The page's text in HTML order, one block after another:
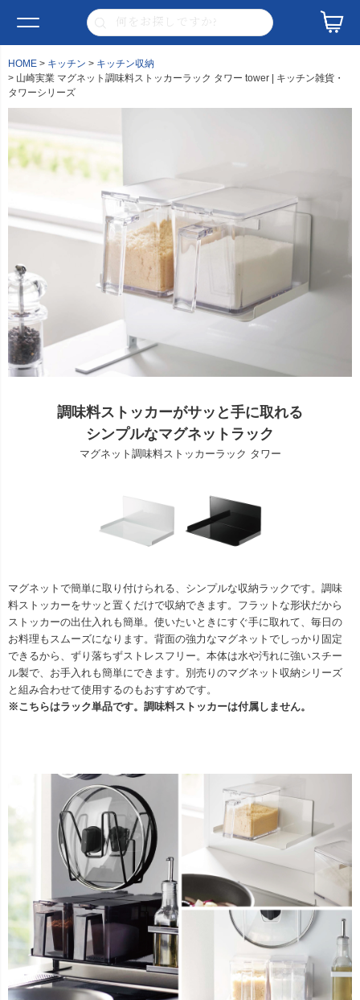
HOME キッチン
キッチン収納
山崎実業 マグネット調味料ストッカーラック タワー tower | キッチン雑貨・
タワーシリーズ
調味料ストッカーがサッと手に取れる
シンプルなマグネットラック
マグネット調味料ストッカーラック タワー
マグネットで簡単に取り付けられる、シンプルな収納ラックです。調味
料ストッカーをサッと置くだけで収納できます。フラットな形状だから
ストッカーの出仕入れも簡単。使いたいときにすぐ手に取れて、毎日の
お料理もスムーズになります。背面の強力なマグネットでしっかり固定
できるから、ずり落ちずストレスフリー。本体は水や汚れに強いスチー
ル製で、お手入れも簡単にできます。別売りのマグネット収納シリーズ
と組み合わせて使用するのもおすすめです。
※こちらはラック単品です。調味料ストッカーは付属しません。